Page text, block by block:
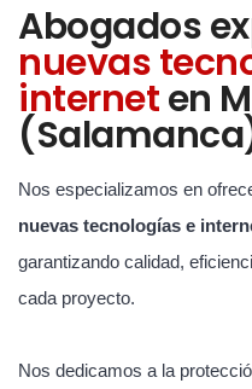
Abogados
nuevas
interneten
Nos especializamos en
nuevas tecnologías e
garantizando calidad,
cada proyecto.
Nos dedicamos a la